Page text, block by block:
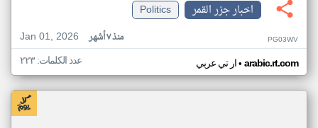
اخبار جزر القمر
Politics
Jan 01, 2026
منذ ٧ أشهر PG03WV
ار تي عربي• arabic.rt.com عدد الكلمات: ٢٢٣